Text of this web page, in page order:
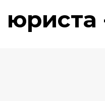
юриста